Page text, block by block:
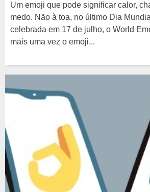
Um emoji que pode significar calor,
medo. Não à toa, no último Dia
celebrada em 17 de julho, o World
mais uma vez o emoji...